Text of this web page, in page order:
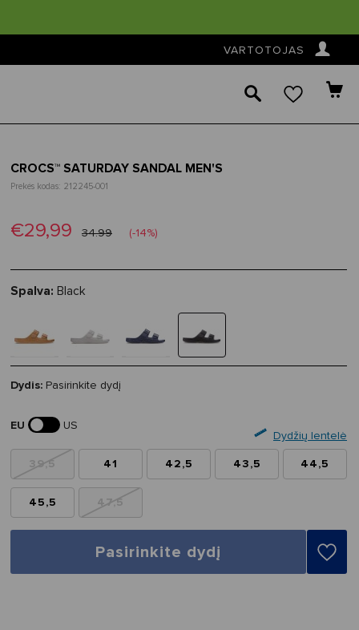
VARTOTOJAS 👤
🔎
CROCS™ SATURDAY SANDAL MEN'S
Prekės kodas: 212245-001
€29,99 34.99 (-14%)
Spalva: Black
Dydis: Pasirinkite dydį
EU
US
Dydžių lentelė
39,5 41 42,5 43,5 44,5
45,5 47,5
Pasirinkite dydį